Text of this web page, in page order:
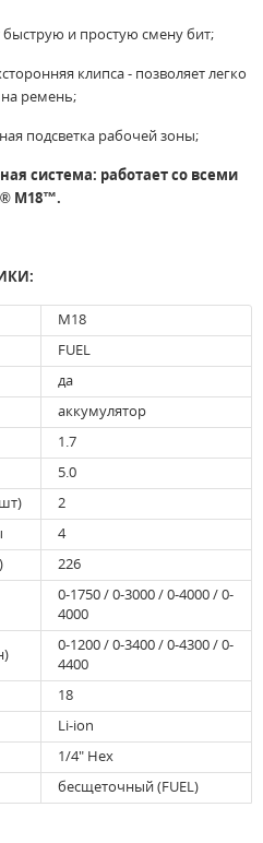
быструю и простую смену бит;
клипса - позволяет легко
ремень;
подсветка рабочей зоны;
система: работает со всеми
M18™.
M18
FUEL
да
аккумулятор
1.7
5.0
2
4
226
0-1750 / 0-3000 / 0-4000 / 0-
4000
0-1200 / 0-3400 / 0-4300 / 0-
4400
18
Li-ion
1/4" Hex
бесщеточный (FUEL)